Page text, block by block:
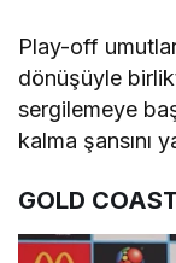
Play-off
dönüşüyle
sergilemeye
kalma şansını
GOLD